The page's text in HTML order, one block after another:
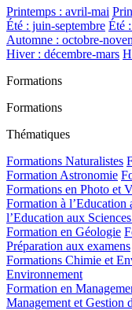
Printemps : avril-mai
Été : juin-septembre Été
Automne : octobre-
Hiver : décembre-mars
Formations
Formations
Thématiques
Formations Naturalistes
Formation Astronomie
Formations en Photo et
Formation à l’Education
l’Education aux
Formation en Géologie
Préparation aux examens
Formations Chimie et
Environnement
Formation en
Management et Gestion